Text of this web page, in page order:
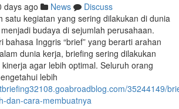
days ago News
Discuss
satu kegiatan yang sering dilakukan di dunia
budaya di sejumlah perusahaan.
bahasa Inggris “brief” yang berarti arahan
dunia kerja, briefing sering dilakukan
agar lebih optimal. Seluruh orang
lebih
35244149/
dan-cara-membuatnya